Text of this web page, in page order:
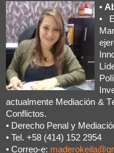
•
•
actualmente Mediación &
Conflictos.
• Derecho Penal y
• Tel. +58 (414) 152 2954
• Correo-e: